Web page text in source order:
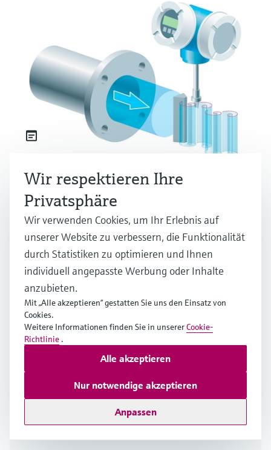
Das Wirbelzähler-Durchflussmessprinzip
Mehrere Industrien
Wir respektieren Ihre
Privatsphäre
Wir verwenden Cookies, um Ihr Erlebnis auf
unserer Website zu verbessern, die Funktionalität
durch Statistiken zu optimieren und Ihnen
individuell angepasste Werbung oder Inhalte
anzubieten.
Mit „Alle akzeptieren“ gestatten Sie uns den Einsatz von
Cookies.
Weitere Informationen finden Sie in unsererCookie-
Richtlinie .
Anpassen
Nur notwendige akzeptieren
Alle akzeptieren